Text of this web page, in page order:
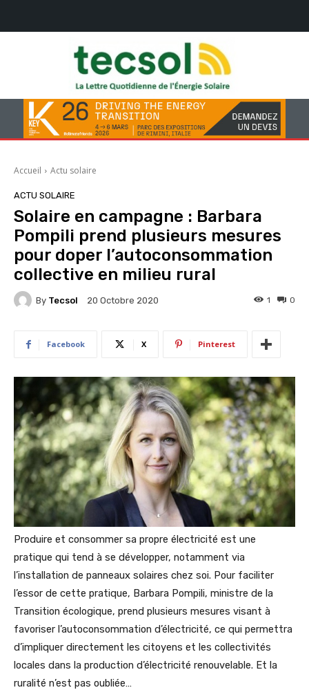
Accueil Actu solaire
ACTU SOLAIRE
Solaire en campagne : Barbara
Pompili prend plusieurs mesures
pour doper l’autoconsommation
collective en milieu rural
By Tecsol 20 Octobre 2020 0
1
Facebook X Pinterest
Produire et consommer sa propre électricité est une
pratique qui tend à se développer, notamment via
l’installation de panneaux solaires chez soi. Pour faciliter
l’essor de cette pratique, Barbara Pompili, ministre de la
Transition écologique, prend plusieurs mesures visant à
favoriser l’autoconsommation d’électricité, ce qui permettra
d’impliquer directement les citoyens et les collectivités
locales dans la production d’électricité renouvelable. Et la
ruralité n’est pas oubliée…